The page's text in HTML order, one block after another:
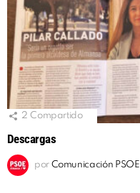
2 Compartido
Descargas
por Comunicación PSOE